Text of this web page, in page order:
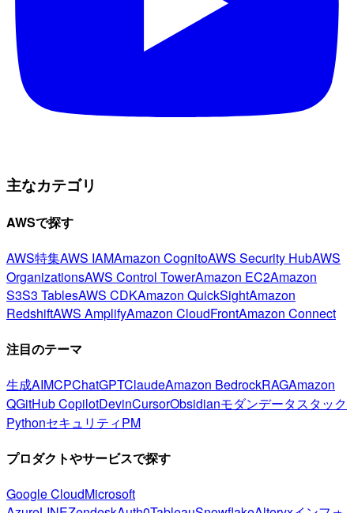
主なカテゴリ
AWSで探す
AWS特集AWS IAMAmazon CognitoAWS Security HubAWS
OrganizationsAWS Control TowerAmazon EC2Amazon
S3S3 TablesAWS CDKAmazon QuickSightAmazon
RedshiftAWS AmplifyAmazon CloudFrontAmazon Connect
注目のテーマ
生成AIMCPChatGPTClaudeAmazon BedrockRAGAmazon
QGitHub CopilotDevinCursorObsidianモダンデータスタック
PythonセキュリティPM
プロダクトやサービスで探す
Google CloudMicrosoft